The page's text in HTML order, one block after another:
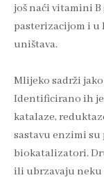
još naći vitamini B
pasterizacijom i u
uništava.
Mlijeko sadrži
Identificirano ih je
katalaze,
sastavu enzimi
biokatalizatori.
ili ubrzavaju neku